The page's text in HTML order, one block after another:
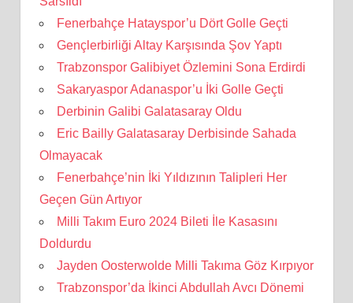
Fenerbahçe Hatayspor’u Dört Golle Geçti
Gençlerbirliği Altay Karşısında Şov Yaptı
Trabzonspor Galibiyet Özlemini Sona Erdirdi
Sakaryaspor Adanaspor’u İki Golle Geçti
Derbinin Galibi Galatasaray Oldu
Eric Bailly Galatasaray Derbisinde Sahada
Olmayacak
Fenerbahçe’nin İki Yıldızının Talipleri Her
Geçen Gün Artıyor
Milli Takım Euro 2024 Bileti İle Kasasını
Doldurdu
Jayden Oosterwolde Milli Takıma Göz Kırpıyor
Trabzonspor’da İkinci Abdullah Avcı Dönemi